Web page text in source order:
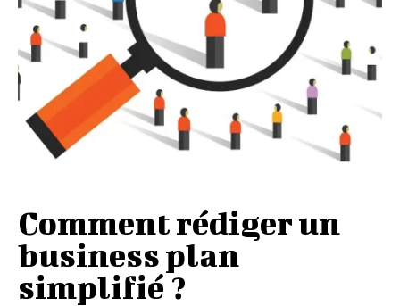
Comment rédiger un
business plan
simplifié ?